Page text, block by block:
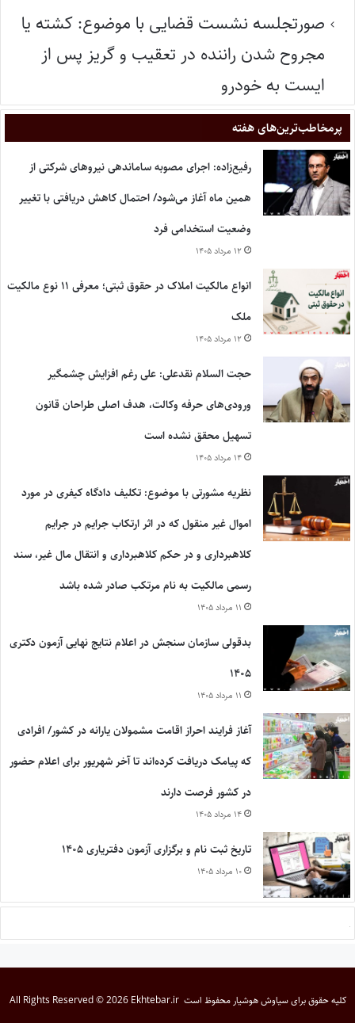
صورتجلسه نشست قضایی با موضوع: کشته یا
مجروح شدن راننده در تعقیب و گریز پس از
ایست به خودرو
پر‌مخاطب‌ترین‌های هفته
رفیع‌زاده: اجرای مصوبه ساماندهی نیروهای شرکتی از
همین ماه آغاز می‌شود/ احتمال کاهش دریافتی با تغییر
وضعیت استخدامی فرد
۱۲ مرداد ۱۴۰۵
انواع مالکیت املاک در حقوق ثبتی؛ معرفی ۱۱ نوع مالکیت
ملک
۱۲ مرداد ۱۴۰۵
حجت السلام نقدعلی: علی رغم افزایش چشمگیر
ورودی‌های حرفه وکالت، هدف اصلی طراحان قانون
تسهیل محقق نشده است
۱۴ مرداد ۱۴۰۵
نظریه مشورتی با موضوع: تکلیف دادگاه کیفری در مورد
اموال غیر منقول که در اثر ارتکاب جرایم در جرایم
کلاهبرداری و در حکم کلاهبرداری و انتقال مال غیر، سند
رسمی مالکیت به نام مرتکب صادر شده باشد
۱۱ مرداد ۱۴۰۵
بدقولی سازمان سنجش در اعلام نتایج نهایی آزمون دکتری
۱۴۰۵
۱۱ مرداد ۱۴۰۵
آغاز فرایند احراز اقامت مشمولان یارانه در کشور/ افرادی
که پیامک دریافت کرده‌اند تا آخر شهریور برای اعلام حضور
در کشور فرصت دارند
۱۴ مرداد ۱۴۰۵
تاریخ ثبت نام و برگزاری آزمون دفتریاری ۱۴۰۵
۱۰ مرداد ۱۴۰۵
کلیه حقوق برایسیاوش هوشیار محفوظ است All Rights Reserved © 2026 Ekhtebar.ir